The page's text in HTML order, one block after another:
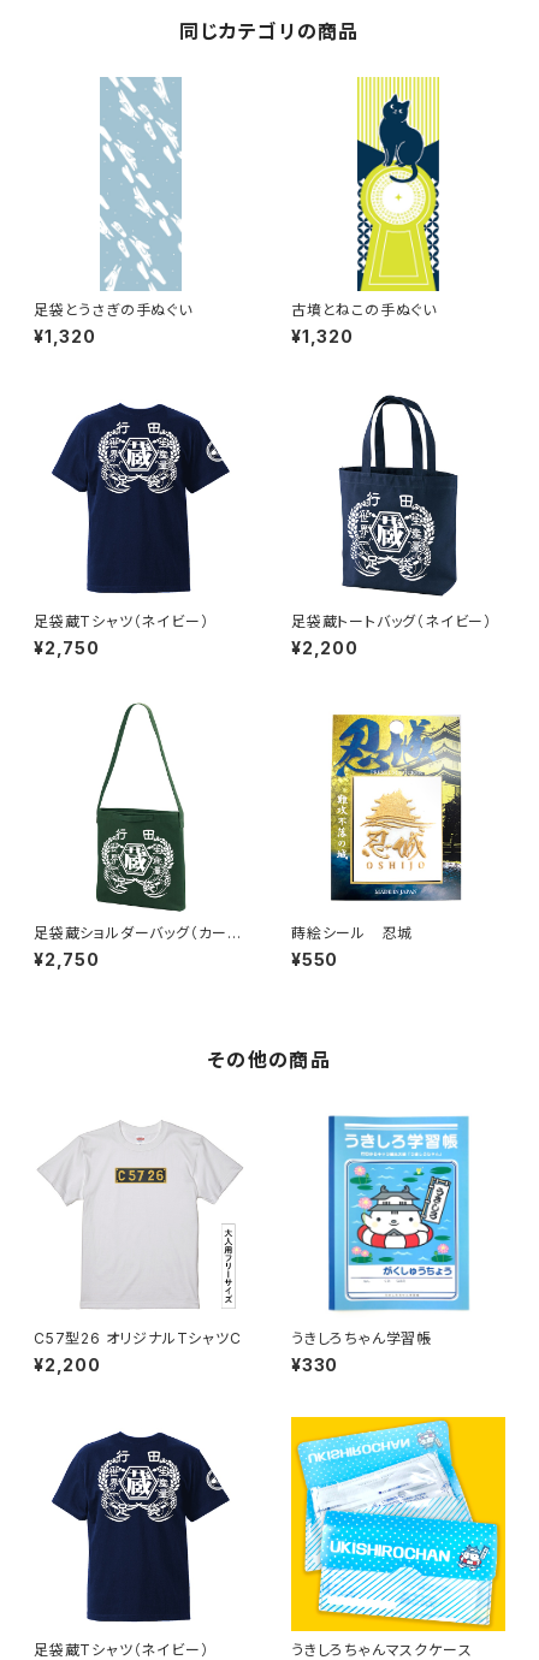
同じカテゴリの商品
足袋とうさぎの手ぬぐい
¥1,320
古墳とねこの手ぬぐい
¥1,320
足袋蔵Tシャツ（ネイビー）
¥2,750
足袋蔵トートバッグ（ネイビー）
¥2,200
足袋蔵ショルダーバッグ（カー
キ）
¥2,750
蒔絵シール 忍城
¥550
その他の商品
C57型26 オリジナルTシャツC
¥2,200
うきしろちゃん学習帳
¥330
足袋蔵Tシャツ（ネイビー） うきしろちゃんマスクケース